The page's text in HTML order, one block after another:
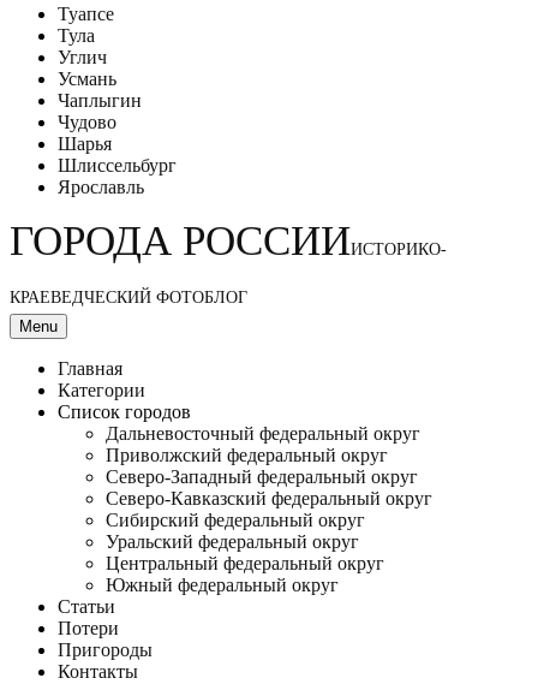
Туапсе
Тула
Углич
Усмань
Чаплыгин
Чудово
Шарья
Шлиссельбург
Ярославль
ГОРОДА РОССИИИСТОРИКО-
КРАЕВЕДЧЕСКИЙ ФОТОБЛОГ
Menu
Главная
Категории
Список городов
Дальневосточный федеральный округ
Приволжский федеральный округ
Северо-Западный федеральный округ
Северо-Кавказский федеральный округ
Сибирский федеральный округ
Уральский федеральный округ
Центральный федеральный округ
Южный федеральный округ
Статьи
Потери
Пригороды
Контакты